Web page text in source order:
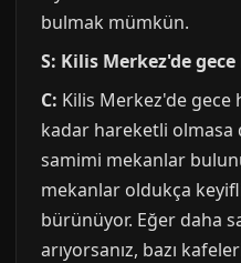
bulmak mümkün.
S: Kilis Merkez'de gece
C: Kilis Merkez'de gece
kadar hareketli olmasa
samimi mekanlar
mekanlar oldukça
bürünüyor. Eğer daha
arıyorsanız, bazı